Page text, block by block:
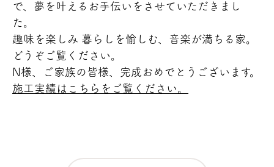
で、夢を叶えるお手伝いをさせていただきまし
た。
趣味を楽しみ 暮らしを愉しむ、音楽が満ちる家。
どうぞご覧ください。
N様、ご家族の皆様、完成おめでとうございます。
施工実績はこちらをご覧ください。